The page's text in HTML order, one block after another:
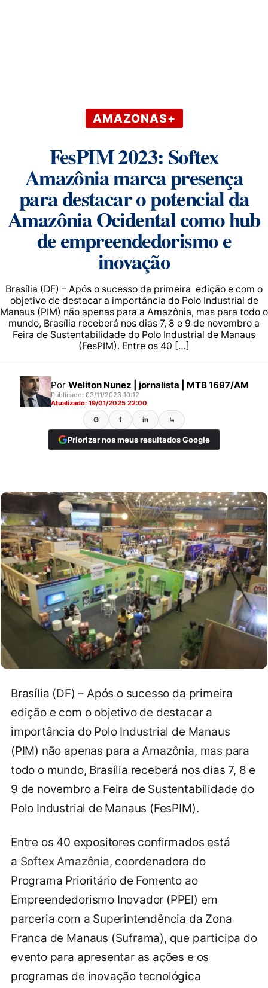
AMAZONAS+
FesPIM 2023: Softex
Amazônia marca presença
para destacar o potencial da
Amazônia Ocidental como hub
de empreendedorismo e
inovação
Brasília (DF) – Após o sucesso da primeira edição e com o
objetivo de destacar a importância do Polo Industrial de
Manaus (PIM) não apenas para a Amazônia, mas para todo o
mundo, Brasília receberá nos dias 7, 8 e 9 de novembro a
Feira de Sustentabilidade do Polo Industrial de Manaus
(FesPIM). Entre os 40 […]
Por Weliton Nunez | jornalista | MTB 1697/AM
Publicado: 03/11/2023 10:12
Atualizado: 19/01/2025 22:00
G f in ⤿
Priorizar nos meus resultados Google
Brasília (DF) – Após o sucesso da primeira
edição e com o objetivo de destacar a
importância do Polo Industrial de Manaus
(PIM) não apenas para a Amazônia, mas para
todo o mundo, Brasília receberá nos dias 7, 8 e
9 de novembro a Feira de Sustentabilidade do
Polo Industrial de Manaus (FesPIM).
Entre os 40 expositores confirmados está
a Softex Amazônia, coordenadora do
Programa Prioritário de Fomento ao
Empreendedorismo Inovador (PPEI) em
parceria com a Superintendência da Zona
Franca de Manaus (Suframa), que participa do
evento para apresentar as ações e os
programas de inovação tecnológica